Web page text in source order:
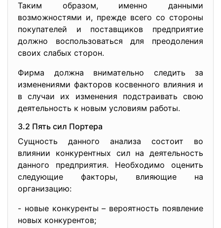
Таким образом, именно данными
возможностями и, прежде всего со стороны
покупателей и поставщиков предприятие
должно воспользоваться для преодоления
своих слабых сторон.
Фирма должна внимательно следить за
изменениями факторов косвенного влияния и
в случаи их изменения подстраивать свою
деятельность к новым условиям работы.
3.2 Пять сил Портера
Сущность данного анализа состоит во
влиянии конкурентных сил на деятельность
данного предприятия. Необходимо оценить
следующие факторы, влияющие на
организацию:
- новые конкуренты – вероятность появление
новых конкурентов;